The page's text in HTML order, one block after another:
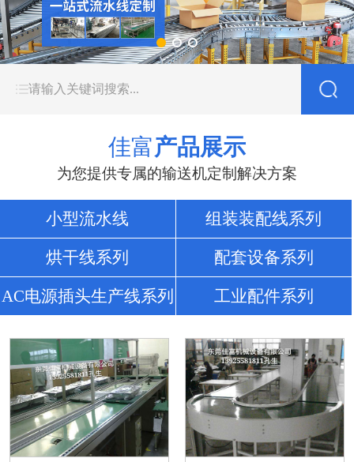
佳富产品展示
为您提供专属的输送机定制解决方案
小型流水线 组装装配线系列
烘干线系列 配套设备系列
AC电源插头生产线系列 工业配件系列